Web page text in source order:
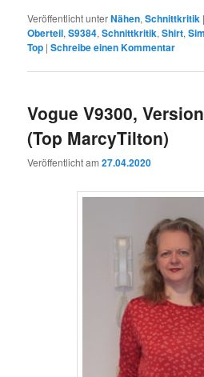
Veröffentlicht unterNähen,Schnittkritik
Oberteil,S9384,Schnittkritik,Shirt,
Top |Schreibe einen Kommentar
Vogue V9300,
(Top MarcyTilton)
Veröffentlicht am27.04.2020